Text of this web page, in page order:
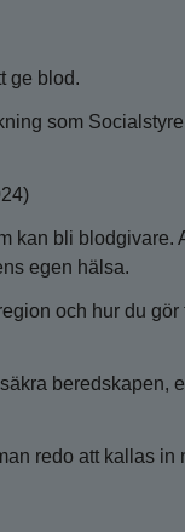
ge blod.
som
kan bli blodgivare.
egen hälsa.
och hur du gör
beredskapen,
redo att kallas in